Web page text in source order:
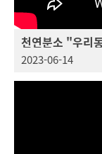
2023-06-14